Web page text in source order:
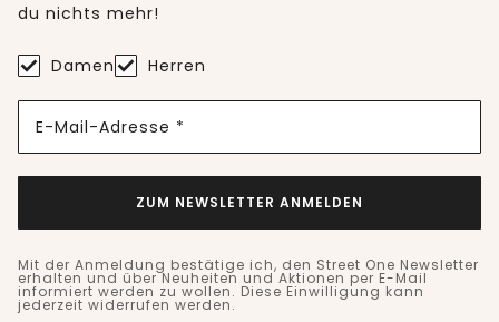
du nichts mehr!
Damen Herren
E-Mail-Adresse *
ZUM NEWSLETTER ANMELDEN
Mit der Anmeldung bestätige ich, den Street One Newsletter
erhalten und über Neuheiten und Aktionen per E-Mail
informiert werden zu wollen. Diese Einwilligung kann
jederzeit widerrufen werden.